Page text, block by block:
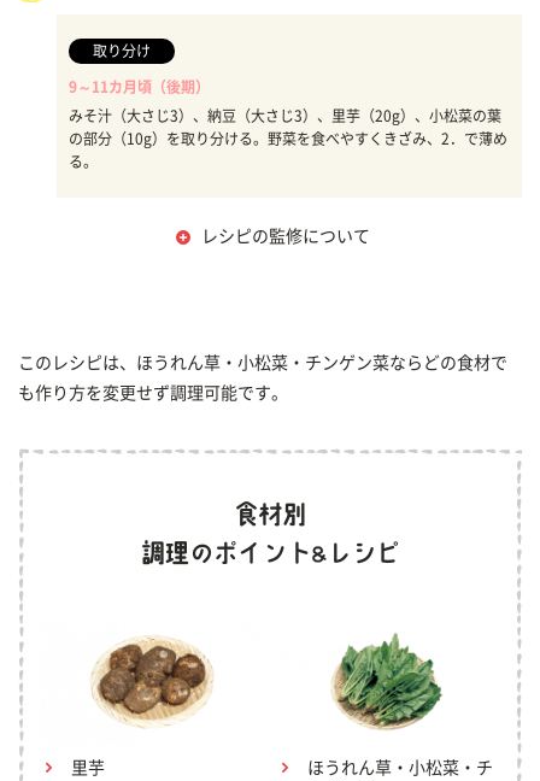
取り分け
9～11カ月頃（後期）
みそ汁（大さじ3）、納豆（大さじ3）、里芋（20g）、小松菜の葉
の部分（10g）を取り分ける。野菜を食べやすくきざみ、2．で薄め
る。
レシピの監修について
このレシピは、ほうれん草・小松菜・チンゲン菜ならどの食材で
も作り方を変更せず調理可能です。
里芋
ほうれん草・小松菜・チ